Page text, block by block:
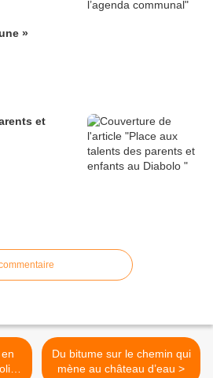
»
et
Du bitume sur le chemin qui
mène au château d’eau >